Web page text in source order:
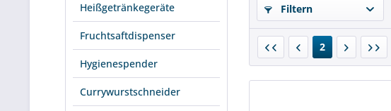
Heißgetränkegeräte
Fruchtsaftdispenser
Hygienespender
Currywurstschneider
Filtern
2